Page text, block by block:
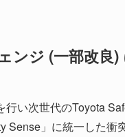
ンジ (一部改良)
い次世代のToyota
Sense」に統一した